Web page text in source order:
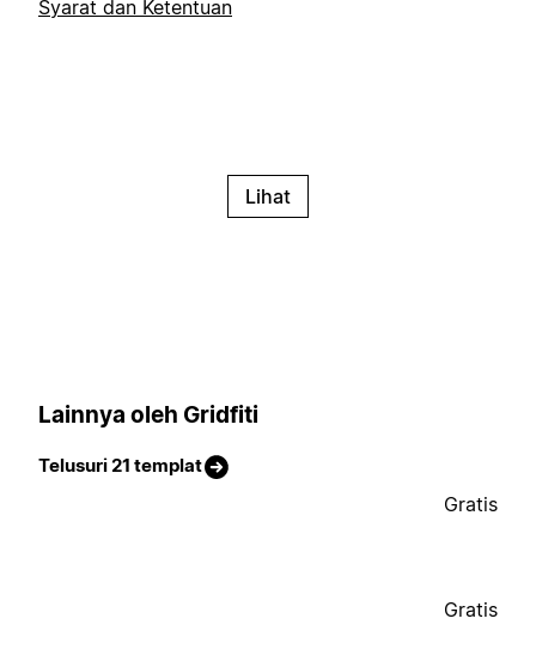
Syarat dan Ketentuan
Lihat
Lainnya oleh Gridfiti
Telusuri 21 templat
Gratis
Gratis